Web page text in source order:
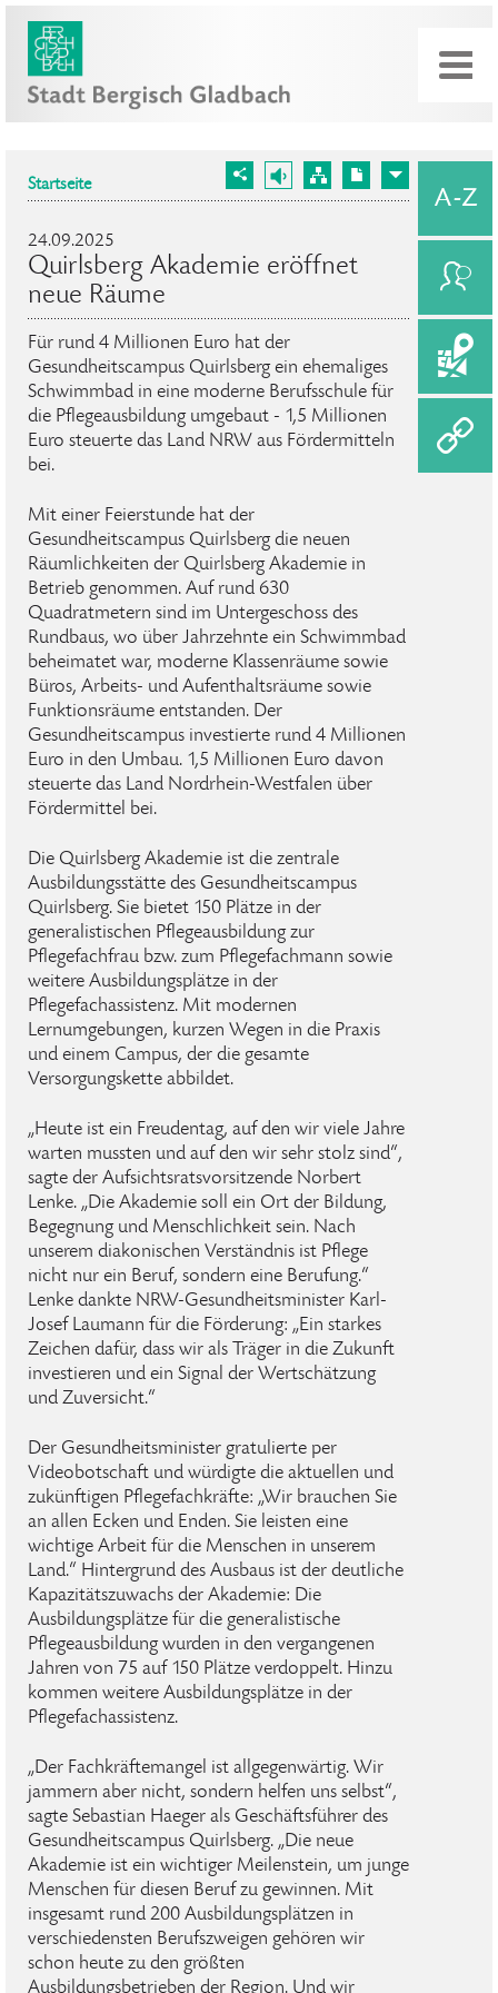
Startseite
24.09.2025
Quirlsberg Akademie eröffnet
neue Räume
Für rund 4 Millionen Euro hat der
Gesundheitscampus Quirlsberg ein ehemaliges
Schwimmbad in eine moderne Berufsschule für
die Pflegeausbildung umgebaut - 1,5 Millionen
Euro steuerte das Land NRW aus Fördermitteln
bei.
Mit einer Feierstunde hat der
Gesundheitscampus Quirlsberg die neuen
Räumlichkeiten der Quirlsberg Akademie in
Betrieb genommen. Auf rund 630
Quadratmetern sind im Untergeschoss des
Rundbaus, wo über Jahrzehnte ein Schwimmbad
beheimatet war, moderne Klassenräume sowie
Büros, Arbeits- und Aufenthaltsräume sowie
Funktionsräume entstanden. Der
Gesundheitscampus investierte rund 4 Millionen
Euro in den Umbau. 1,5 Millionen Euro davon
steuerte das Land Nordrhein-Westfalen über
Fördermittel bei.
Die Quirlsberg Akademie ist die zentrale
Ausbildungsstätte des Gesundheitscampus
Quirlsberg. Sie bietet 150 Plätze in der
generalistischen Pflegeausbildung zur
Pflegefachfrau bzw. zum Pflegefachmann sowie
weitere Ausbildungsplätze in der
Pflegefachassistenz. Mit modernen
Lernumgebungen, kurzen Wegen in die Praxis
und einem Campus, der die gesamte
Versorgungskette abbildet.
„Heute ist ein Freudentag, auf den wir viele Jahre
warten mussten und auf den wir sehr stolz sind“,
sagte der Aufsichtsratsvorsitzende Norbert
Lenke. „Die Akademie soll ein Ort der Bildung,
Begegnung und Menschlichkeit sein. Nach
unserem diakonischen Verständnis ist Pflege
nicht nur ein Beruf, sondern eine Berufung.“
Lenke dankte NRW-Gesundheitsminister Karl-
Josef Laumann für die Förderung: „Ein starkes
Zeichen dafür, dass wir als Träger in die Zukunft
investieren und ein Signal der Wertschätzung
und Zuversicht.“
Der Gesundheitsminister gratulierte per
Videobotschaft und würdigte die aktuellen und
zukünftigen Pflegefachkräfte: „Wir brauchen Sie
an allen Ecken und Enden. Sie leisten eine
wichtige Arbeit für die Menschen in unserem
Land.“ Hintergrund des Ausbaus ist der deutliche
Kapazitätszuwachs der Akademie: Die
Ausbildungsplätze für die generalistische
Pflegeausbildung wurden in den vergangenen
Jahren von 75 auf 150 Plätze verdoppelt. Hinzu
kommen weitere Ausbildungsplätze in der
Pflegefachassistenz.
„Der Fachkräftemangel ist allgegenwärtig. Wir
jammern aber nicht, sondern helfen uns selbst“,
sagte Sebastian Haeger als Geschäftsführer des
Gesundheitscampus Quirlsberg. „Die neue
Akademie ist ein wichtiger Meilenstein, um junge
Menschen für diesen Beruf zu gewinnen. Mit
insgesamt rund 200 Ausbildungsplätzen in
verschiedensten Berufszweigen gehören wir
schon heute zu den größten
Ausbildungsbetrieben der Region. Und wir